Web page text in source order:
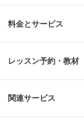
料金とサービス
レッスン予約・教材
関連サービス